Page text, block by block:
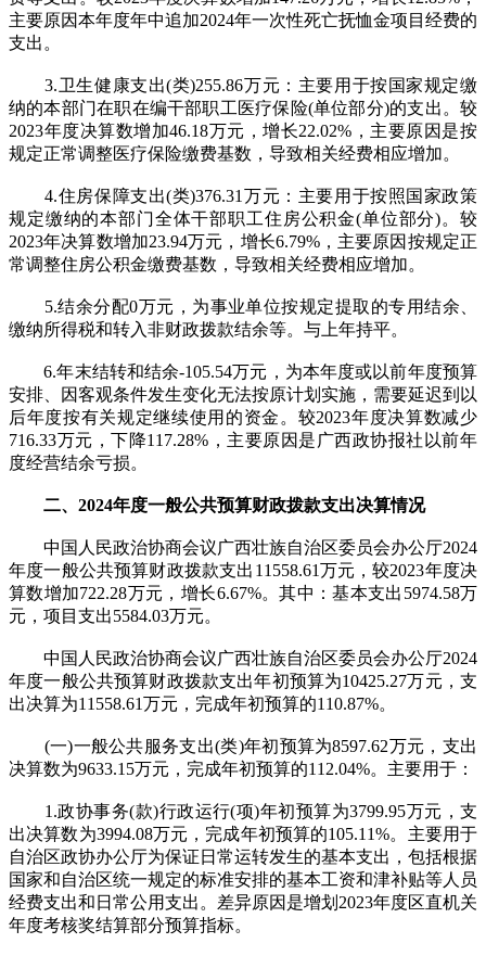
主要原因本年度年中追加2024年一次性死亡抚恤金项目经费的
支出。
3.卫生健康支出(类)255.86万元：主要用于按国家规定缴
纳的本部门在职在编干部职工医疗保险(单位部分)的支出。较
2023年度决算数增加46.18万元，增长22.02%，主要原因是按
规定正常调整医疗保险缴费基数，导致相关经费相应增加。
4.住房保障支出(类)376.31万元：主要用于按照国家政策
规定缴纳的本部门全体干部职工住房公积金(单位部分)。较
2023年决算数增加23.94万元，增长6.79%，主要原因按规定正
常调整住房公积金缴费基数，导致相关经费相应增加。
5.结余分配0万元，为事业单位按规定提取的专用结余、
缴纳所得税和转入非财政拨款结余等。与上年持平。
6.年末结转和结余-105.54万元，为本年度或以前年度预算
安排、因客观条件发生变化无法按原计划实施，需要延迟到以
后年度按有关规定继续使用的资金。较2023年度决算数减少
716.33万元，下降117.28%，主要原因是广西政协报社以前年
度经营结余亏损。
二、2024年度一般公共预算财政拨款支出决算情况
中国人民政治协商会议广西壮族自治区委员会办公厅2024
年度一般公共预算财政拨款支出11558.61万元，较2023年度决
算数增加722.28万元，增长6.67%。其中：基本支出5974.58万
元，项目支出5584.03万元。
中国人民政治协商会议广西壮族自治区委员会办公厅2024
年度一般公共预算财政拨款支出年初预算为10425.27万元，支
出决算为11558.61万元，完成年初预算的110.87%。
(一)一般公共服务支出(类)年初预算为8597.62万元，支出
决算数为9633.15万元，完成年初预算的112.04%。主要用于：
1.政协事务(款)行政运行(项)年初预算为3799.95万元，支
出决算数为3994.08万元，完成年初预算的105.11%。主要用于
自治区政协办公厅为保证日常运转发生的基本支出，包括根据
国家和自治区统一规定的标准安排的基本工资和津补贴等人员
经费支出和日常公用支出。差异原因是增划2023年度区直机关
年度考核奖结算部分预算指标。